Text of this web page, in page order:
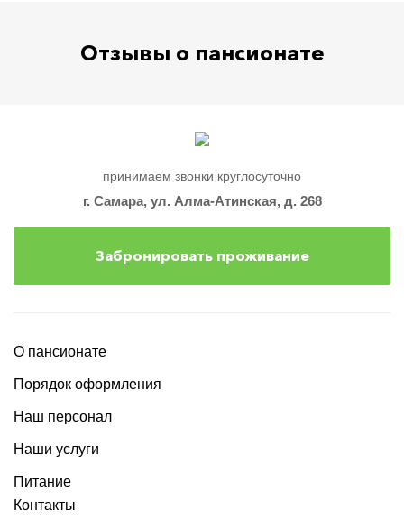
Отзывы о пансионате
г. Самара, ул. Алма-Атинская, д. 268
принимаем звонки круглосуточно
Забронировать проживание
О пансионате
Порядок оформления
Наш персонал
Наши услуги
Питание
Контакты